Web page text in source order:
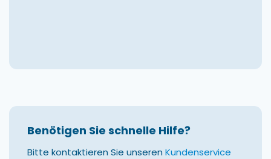
Benötigen Sie schnelle Hilfe?
Bitte kontaktieren Sie unseren Kundenservice